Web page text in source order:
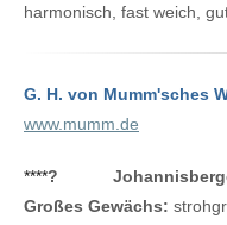
harmonisch, fast weich,
G. H. von Mumm'sches
www.mumm.de
****?
Großes Gewächs: